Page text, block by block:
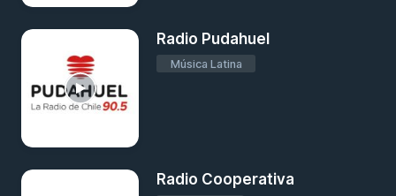
Radio Pudahuel
Música Latina
Radio Cooperativa